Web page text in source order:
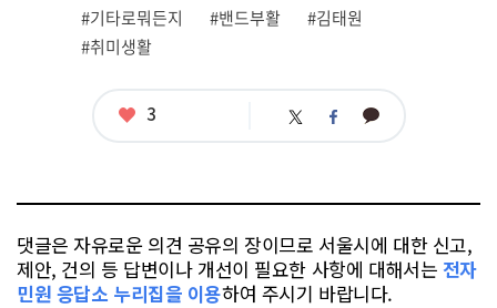
그
#기타로뭐든지
#밴드부활
#김태원
#취미생활
좋
3 트 페 카
댓글은 자유로운 의견 공유의 장이므로 서울시에 대한 신고,
제안, 건의 등 답변이나 개선이 필요한 사항에 대해서는 전자
민원 응답소 누리집을 이용하여 주시기 바랍니다.